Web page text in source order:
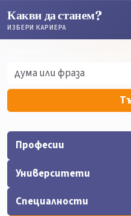
Какви да станем?
ИЗБЕРИ КАРИЕРА
Професии
Университети
Специалности